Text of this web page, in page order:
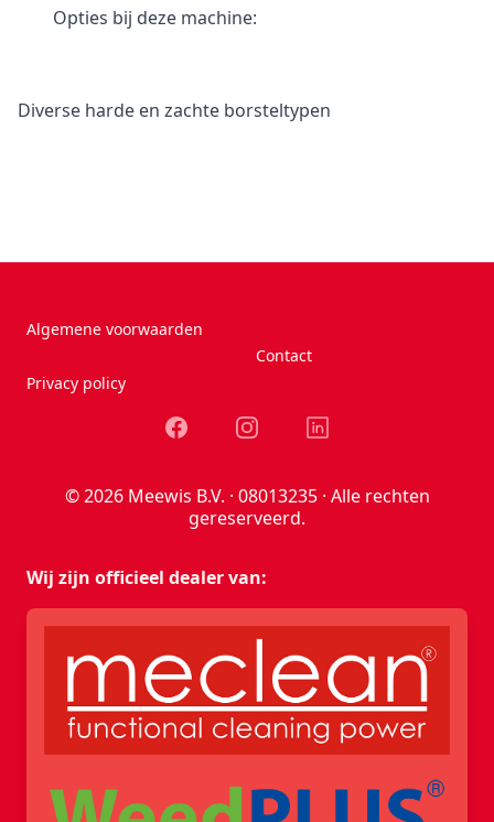
Opties bij deze machine:
Diverse harde en zachte borsteltypen
Algemene voorwaarden
Privacy policy
Contact
FacebookInstagramLinkedIn
© 2026 Meewis B.V. · 08013235 · Alle rechten
gereserveerd.
Wij zijn officieel dealer van: